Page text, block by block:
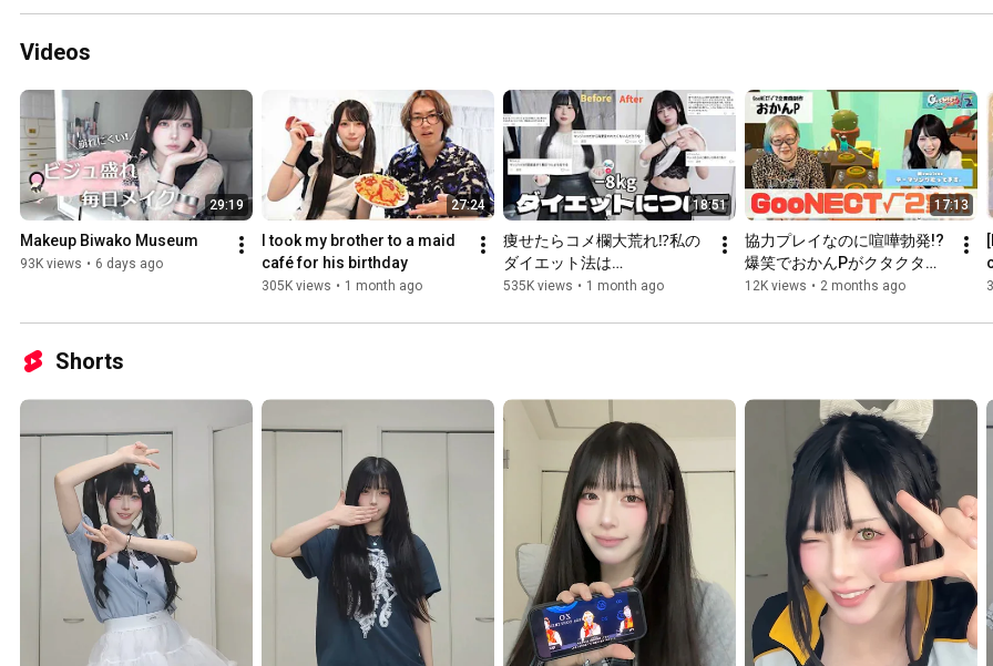
Production  Support： ICHIRO KITAGAWA(D.Walker)/ MASAKI
Director: TOSHIRO SONODA (D.Walker)
Film Production：D.Walker
ーーーーーーーーーーーーーーーーーーーーーーー
Tell me why, tell me why it all feels unfair
瞳逸らし言葉はほどけてく
理解者ぶった顔してくるなんてバカみたい
距離感ゼロのクソバイス
正しいんですか？
偉いんですか？
貴方はなんですか？
声を張り上げればまかり通る世界
I can’t get it
Tell me why, tell me why it all feels unfair
君はこんな場所でall right？
照る未来語るほど痛む　飲み込んだ言葉が泣く
Tell me why, tell me why it all feels unfair
ねぇ、その口誰のため？
曖昧　言えない　察し　言いそうで　今日も笑ってあげんだよ
Videos
29:19
Makeup Biwako Museum
93K views • 6 days ago
27:24
I took my brother to a maid
café for his birthday
305K views • 1 month ago
18:51
痩せたらコメ欄大荒れ⁉私の
ダイエット法は…
535K views • 1 month ago
17:13
協力プレイなのに喧嘩勃発!?
爆笑でおかんPがクタクタ
に…テーマソング歌ってます
12K views • 2 months ago
Shorts